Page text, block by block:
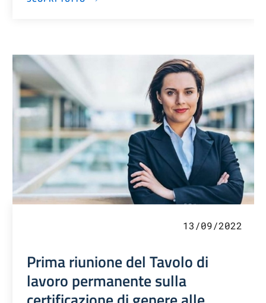
13/09/2022
Prima riunione del Tavolo di
lavoro permanente sulla